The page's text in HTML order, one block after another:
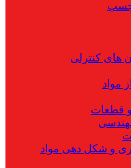
چسب
های کنترلی
مواد
و قطعات
و شکل دهی مواد